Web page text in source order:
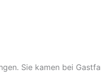
Sie kamen bei